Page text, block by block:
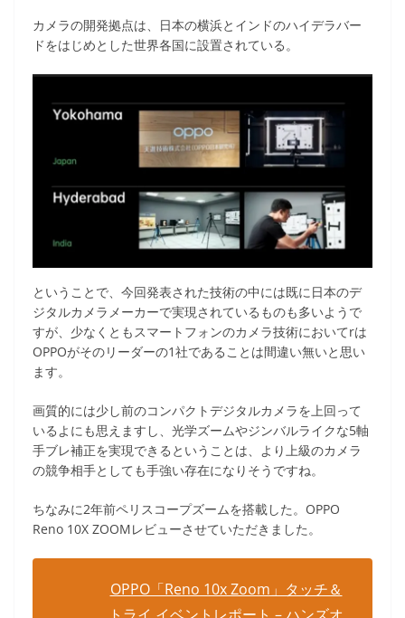
カメラの開発拠点は、日本の横浜とインドのハイデラバー
ドをはじめとした世界各国に設置されている。
ということで、今回発表された技術の中には既に日本のデ
ジタルカメラメーカーで実現されているものも多いようで
すが、少なくともスマートフォンのカメラ技術においてrは
OPPOがそのリーダーの1社であることは間違い無いと思い
ます。
画質的には少し前のコンパクトデジタルカメラを上回って
いるよにも思えますし、光学ズームやジンバルライクな5軸
手ブレ補正を実現できるということは、より上級のカメラ
の競争相手としても手強い存在になりそうですね。
ちなみに2年前ペリスコープズームを搭載した。OPPO
Reno 10X ZOOMレビューさせていただきました。
OPPO「Reno 10x Zoom」タッチ＆
トライ イベントレポート – ハンズオ